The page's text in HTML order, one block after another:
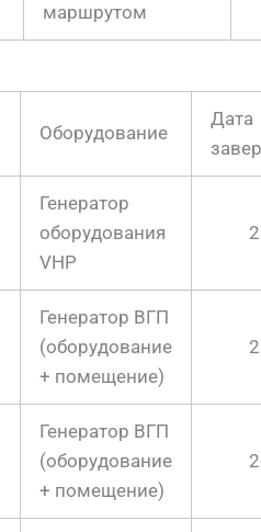
маршрутом
Оборудование
Дата
Генератор
оборудования
VHP
Генератор ВГП
(оборудование
+ помещение)
Генератор ВГП
(оборудование
+ помещение)